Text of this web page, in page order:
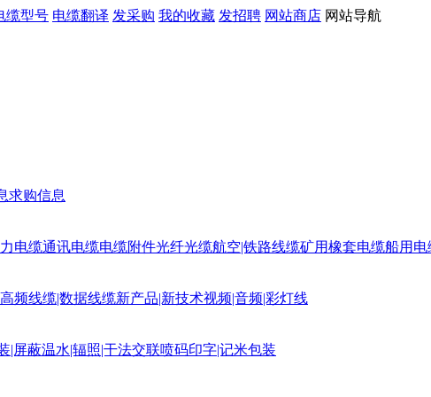
缆型号 电缆翻译 发采购 我的收藏 发招聘 网站商店 网站导航
求购信息
电缆通讯电缆电缆附件光纤光缆航空|铁路线缆矿用橡套电缆船用电
高频线缆|数据线缆新产品|新技术视频|音频|彩灯线
|屏蔽温水|辐照|干法交联喷码印字|记米包装